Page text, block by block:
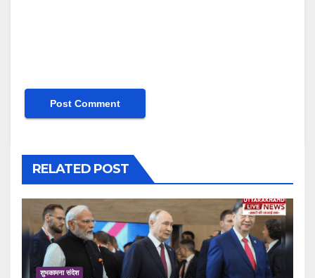
RELATED POST
शुभकामना संदेश